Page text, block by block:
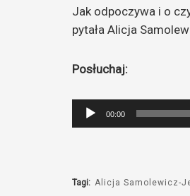
Jak odpoczywa i o
pytała Alicja
Posłuchaj:
Odtwarzacz
plików
00:00
Tagi: Alicja Samolewicz-